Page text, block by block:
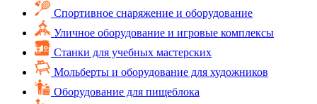
Спортивное снаряжение и оборудование
Уличное оборудование и игровые комплексы
Cтанки для учебных мастерских
Мольберты и оборудование для художников
Оборудование для пищеблока